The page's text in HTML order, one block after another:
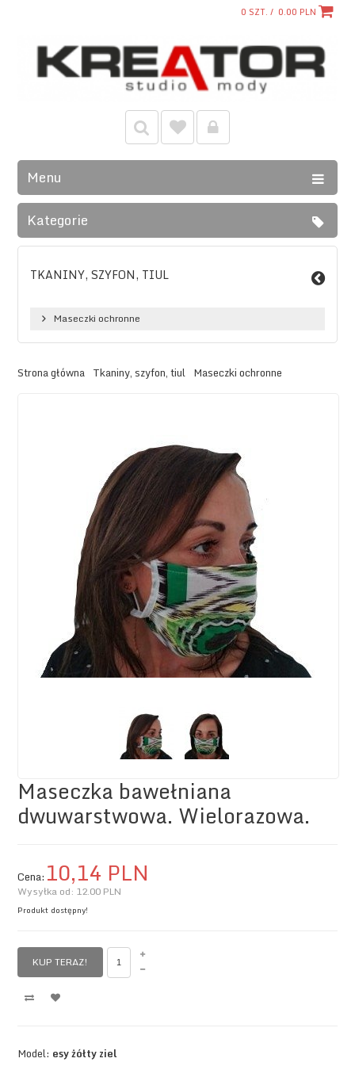
0 SZT. / 0.00 PLN
Menu
Kategorie
TKANINY, SZYFON, TIUL
Maseczki ochronne
Strona główna Tkaniny, szyfon, tiul Maseczki ochronne
Maseczka bawełniana
dwuwarstwowa. Wielorazowa.
Cena: 10,14 PLN
Wysyłka od: 12.00 PLN
Produkt dostępny!
KUP TERAZ!
Model: esy żółty ziel